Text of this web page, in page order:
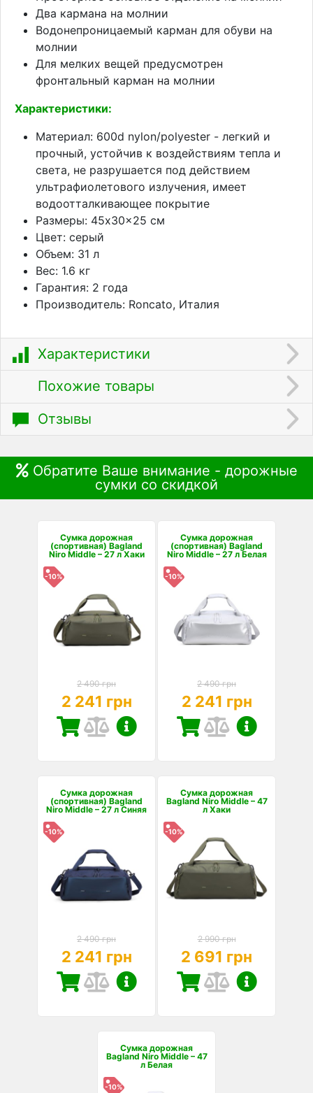
Два кармана на молнии
Водонепроницаемый карман для обуви на
молнии
Для мелких вещей предусмотрен
фронтальный карман на молнии
Характеристики:
Материал: 600d nylon/polyester - легкий и
прочный, устойчив к воздействиям тепла и
света, не разрушается под действием
ультрафиолетового излучения, имеет
водоотталкивающее покрытие
Размеры: 45x30x25 см
Цвет: серый
Объем: 31 л
Вес: 1.6 кг
Гарантия: 2 года
Производитель: Roncato, Италия
Характеристики
Похожие товары
Отзывы
Обратите Ваше внимание - дорожные
сумки со скидкой
Сумка дорожная
(спортивная) Bagland
Niro Middle – 27 л Хаки
-10%
2 490 грн
2 241 грн
Сумка дорожная
(спортивная) Bagland
Niro Middle – 27 л Белая
-10%
2 490 грн
2 241 грн
Сумка дорожная
(спортивная) Bagland
Niro Middle – 27 л Синяя
-10%
2 490 грн
2 241 грн
Сумка дорожная
Bagland Niro Middle – 47
л Хаки
-10%
2 990 грн
2 691 грн
Сумка дорожная
Bagland Niro Middle – 47
л Белая
-10%